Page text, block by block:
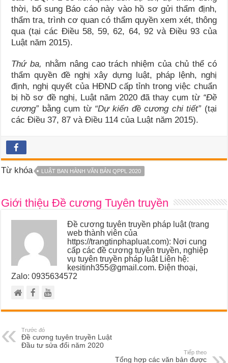
thời, bổ sung Báo cáo này vào hồ sơ gửi thẩm định,
thẩm tra, trình cơ quan có thẩm quyền xem xét, thông
qua (tại các Điều 58, 59, 62, 64, 92 và Điều 93 của
Luật năm 2015).
Thứ ba, nhằm nâng cao trách nhiệm của chủ thể có
thẩm quyền đề nghị xây dựng luật, pháp lệnh, nghị
định, nghị quyết của HĐND cấp tỉnh trong việc chuẩn
bị hồ sơ đề nghị, Luật năm 2020 đã thay cụm từ“Đề
cương” bằng cụm từ“Dự kiến đề cương chi tiết” (tại
các Điều 37, 87 và Điều 114 của Luật năm 2015).
Từ khóa LUẬT BAN HÀNH VĂN BẢN QPPL 2020
Giới thiệu Đề cương Tuyên truyền
Đề cương tuyên truyền pháp luật (trang
web thành viên của
https://trangtinphapluat.com): Nơi cung
cấp các đề cương tuyên truyền, nghiệp
vụ tuyên truyền pháp luật Liên hệ:
kesitinh355@gmail.com. Điện thoại,
Zalo: 0935634572
Trước đó
Đề cương tuyên truyền Luật
Đầu tư sửa đổi năm 2020
Tiếp theo
Tổng hợp các văn bản được